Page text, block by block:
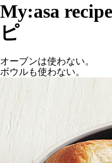
My:asa
ピ
オーブンは使わない。
ボウルも使わない。